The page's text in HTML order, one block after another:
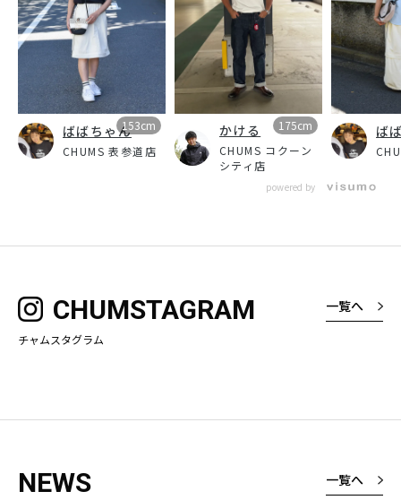
CHUMS 表参道店
ばばちゃん153cm
CHUMS コクーン
シティ店
かける
175cm
ば
powered by
CHUMSTAGRAM
チャムスタグラム
一覧へ
NEWS 一覧へ